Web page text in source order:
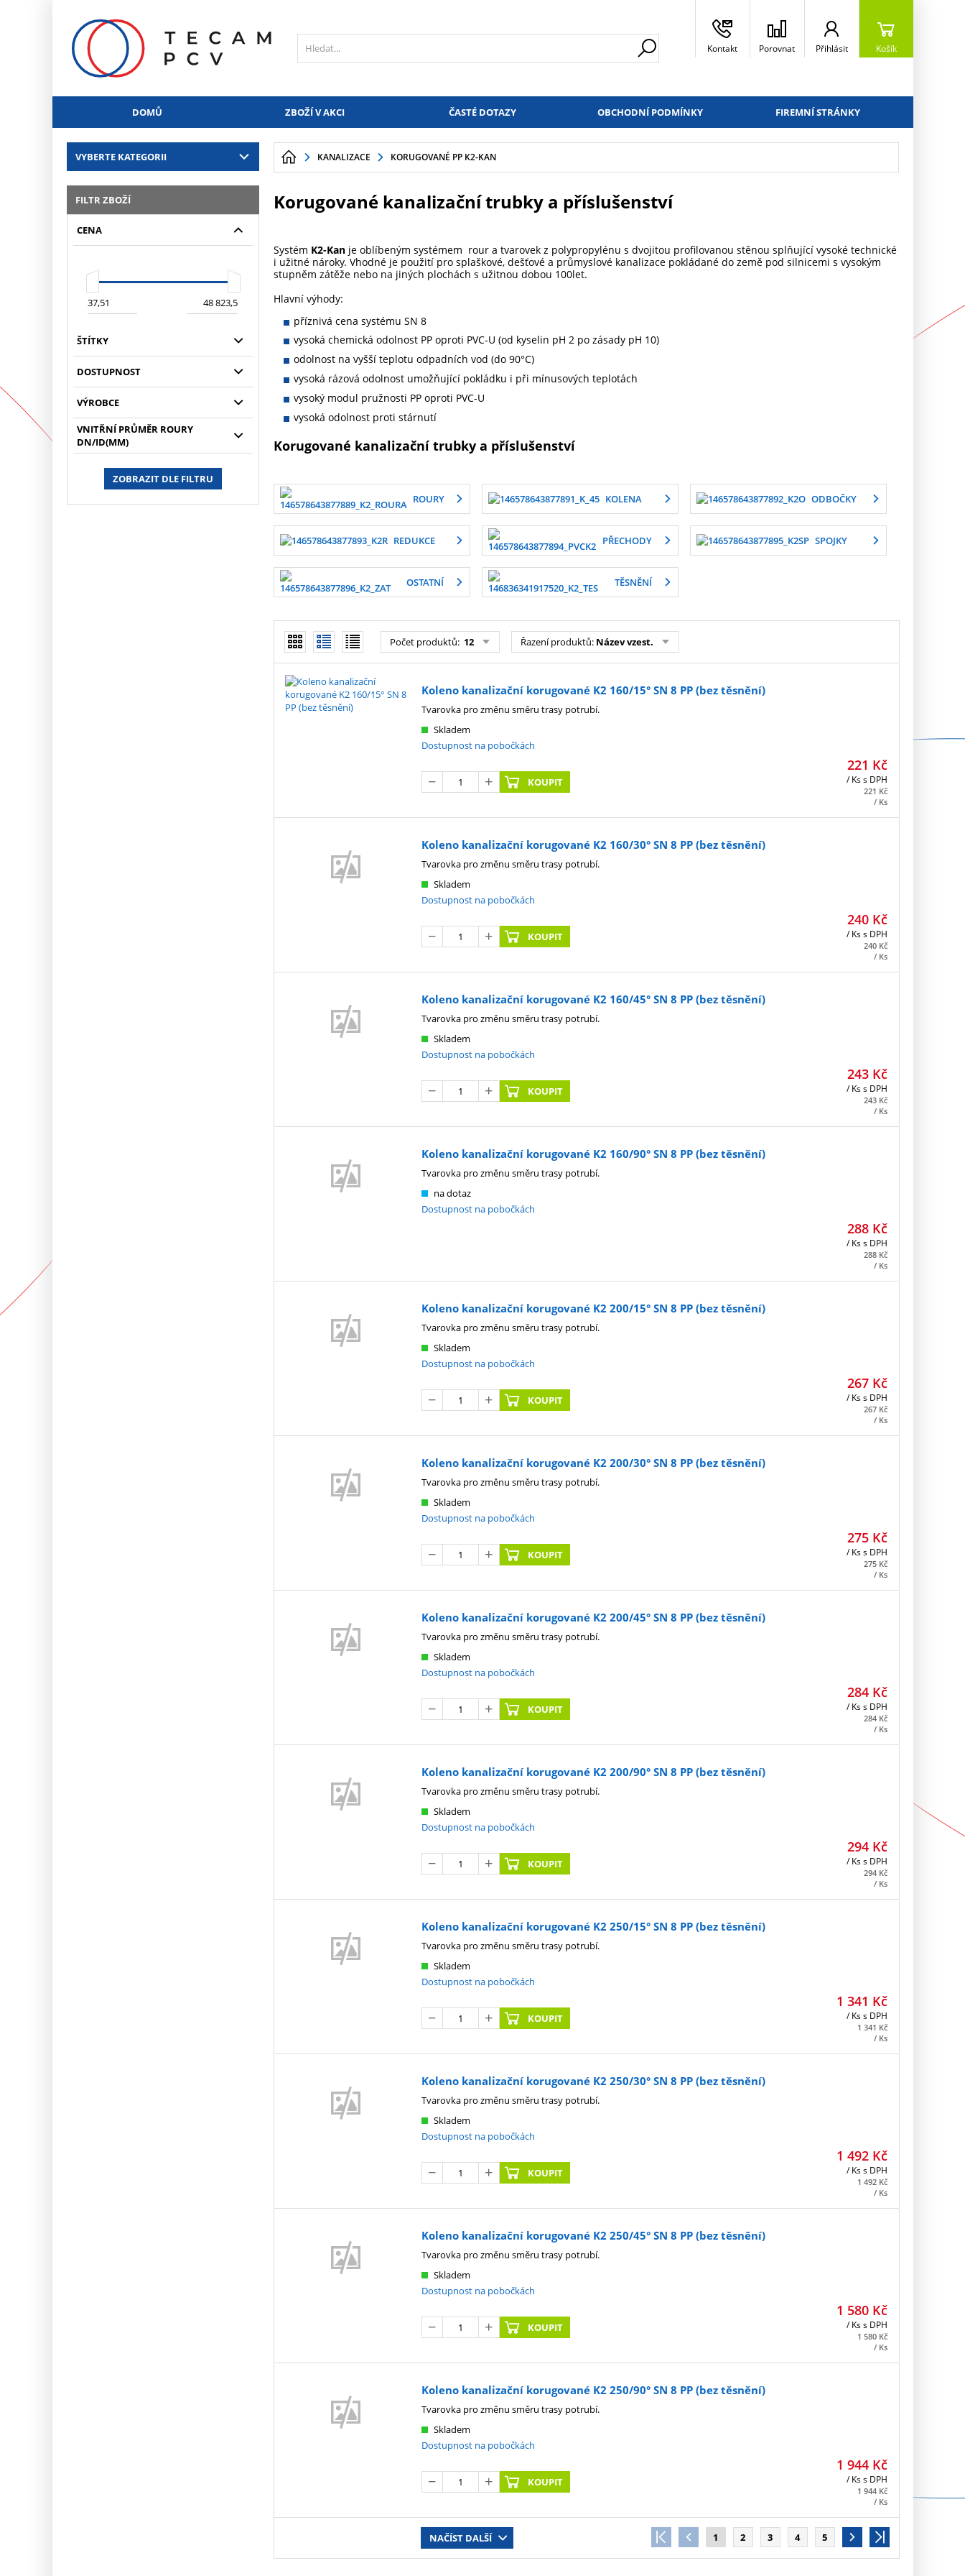
Kontakt Porovnat Přihlásit Košík
DOMŮ ZBOŽÍ V AKCI ČASTÉ DOTAZY OBCHODNÍ PODMÍNKY FIREMNÍ STRÁNKY
VYBERTE KATEGORII
FILTR ZBOŽÍ
CENA
ŠTÍTKY
DOSTUPNOST
VÝROBCE
VNITŘNÍ PRŮMĚR ROURY
DN/ID(MM)
ZOBRAZIT DLE FILTRU
KANALIZACE KORUGOVANÉ PP K2-KAN
Korugované kanalizační trubky a příslušenství
Systém K2-Kan je oblíbeným systémem rour a tvarovek z polypropylénu s dvojitou profilovanou stěnou splňující vysoké technické
i užitné nároky. Vhodné je použití pro splaškové, dešťové a průmyslové kanalizace pokládané do země pod silnicemi s vysokým
stupněm zátěže nebo na jiných plochách s užitnou dobou 100let.
Hlavní výhody:
příznivá cena systému SN 8
vysoká chemická odolnost PP oproti PVC-U (od kyselin pH 2 po zásady pH 10)
odolnost na vyšší teplotu odpadních vod (do 90°C)
vysoká rázová odolnost umožňující pokládku i při mínusových teplotách
vysoký modul pružnosti PP oproti PVC-U
vysoká odolnost proti stárnutí
Korugované kanalizační trubky a příslušenství
ROURY KOLENA ODBOČKY
REDUKCE PŘECHODY SPOJKY
OSTATNÍ TĚSNĚNÍ
Počet produktů: 12 Řazení produktů: Název vzest.
Koleno kanalizační korugované K2 160/15° SN 8 PP (bez těsnění)
221 Kč
/ Kss DPH
221 Kč
/ Ks
Skladem
Dostupnost na pobočkách
KOUPIT
Tvarovka pro změnu směru trasy potrubí.
Koleno kanalizační korugované K2 160/30° SN 8 PP (bez těsnění)
240Kč
/ Kss DPH
240Kč
/ Ks
Skladem
Dostupnost na pobočkách
KOUPIT
Tvarovka pro změnu směru trasy potrubí.
Koleno kanalizační korugované K2 160/45° SN 8 PP (bez těsnění)
243Kč
/ Kss DPH
243Kč
/ Ks
Skladem
Dostupnost na pobočkách
KOUPIT
Tvarovka pro změnu směru trasy potrubí.
Koleno kanalizační korugované K2 160/90° SN 8 PP (bez těsnění)
288Kč
/ Kss DPH
288Kč
/ Ks
na dotaz
Dostupnost na pobočkách
Tvarovka pro změnu směru trasy potrubí.
Koleno kanalizační korugované K2 200/15° SN 8 PP (bez těsnění)
267Kč
/ Kss DPH
267Kč
/ Ks
Skladem
Dostupnost na pobočkách
KOUPIT
Tvarovka pro změnu směru trasy potrubí.
Koleno kanalizační korugované K2 200/30° SN 8 PP (bez těsnění)
275Kč
/ Kss DPH
275Kč
/ Ks
Skladem
Dostupnost na pobočkách
KOUPIT
Tvarovka pro změnu směru trasy potrubí.
Koleno kanalizační korugované K2 200/45° SN 8 PP (bez těsnění)
284Kč
/ Kss DPH
284Kč
/ Ks
Skladem
Dostupnost na pobočkách
KOUPIT
Tvarovka pro změnu směru trasy potrubí.
Koleno kanalizační korugované K2 200/90° SN 8 PP (bez těsnění)
294Kč
/ Kss DPH
294Kč
/ Ks
Skladem
Dostupnost na pobočkách
KOUPIT
Tvarovka pro změnu směru trasy potrubí.
Koleno kanalizační korugované K2 250/15° SN 8 PP (bez těsnění)
1 341 Kč
/ Kss DPH
1 341 Kč
/ Ks
Skladem
Dostupnost na pobočkách
KOUPIT
Tvarovka pro změnu směru trasy potrubí.
Koleno kanalizační korugované K2 250/30° SN 8 PP (bez těsnění)
1 492Kč
/ Kss DPH
1 492Kč
/ Ks
Skladem
Dostupnost na pobočkách
KOUPIT
Tvarovka pro změnu směru trasy potrubí.
Koleno kanalizační korugované K2 250/45° SN 8 PP (bez těsnění)
1 580Kč
/ Kss DPH
1 580Kč
/ Ks
Skladem
Dostupnost na pobočkách
KOUPIT
Tvarovka pro změnu směru trasy potrubí.
Koleno kanalizační korugované K2 250/90° SN 8 PP (bez těsnění)
1 944Kč
/ Kss DPH
1 944Kč
/ Ks
Skladem
Dostupnost na pobočkách
KOUPIT
Tvarovka pro změnu směru trasy potrubí.
NAČÍST DALŠÍ 1 2 3 4 5